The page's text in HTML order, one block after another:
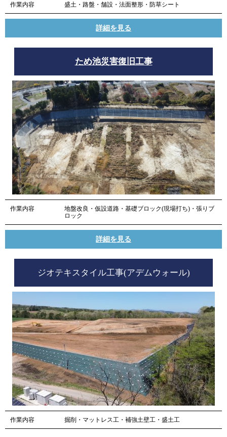
作業内容 盛土・路盤・舗設・法面整形・防草シート
詳細を見る
ため池災害復旧工事
作業内容
地盤改良・仮設道路・基礎ブロック(現場打ち)・張りブ
ロック
詳細を見る
ジオテキスタイル工事(アデムウォール)
作業内容 掘削・マットレス工・補強土壁工・盛土工